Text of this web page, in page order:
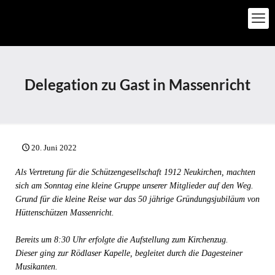
Delegation zu Gast in Massenricht
20. Juni 2022
Als Vertretung für die Schützengesellschaft 1912 Neukirchen, machten
sich am Sonntag eine kleine Gruppe unserer Mitglieder auf den Weg.
Grund für die kleine Reise war das 50 jährige Gründungsjubiläum von
Hüttenschützen Massenricht.
Bereits um 8:30 Uhr erfolgte die Aufstellung zum Kirchenzug.
Dieser ging zur Rödlaser Kapelle, begleitet durch die Dagesteiner
Musikanten.